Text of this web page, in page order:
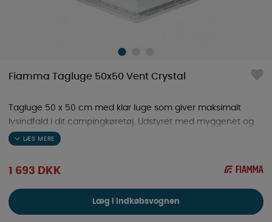
Fiamma Tagluge 50x50 Vent Crystal
Tagluge 50 x 50 cm med klar luge som giver maksimalt
lysindfald i dit campingkøretøj. Udstyret med myggenet og
mørklægningsgardin for ekstra komfort.
1 693 DKK
Læg i indkøbsvognen